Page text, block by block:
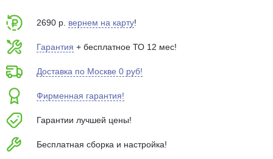
2690 р. вернем на карту!
Гарантия + бесплатное ТО 12 мес!
Доставка по Москве 0 руб!
Фирменная гарантия!
Гарантии лучшей цены!
Бесплатная сборка и настройка!
Подробнее
Остались вопросы?